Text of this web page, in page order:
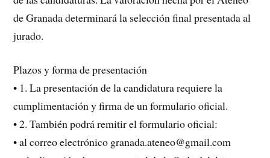
de Granada determinará la selección final presentada al
jurado.
Plazos y forma de presentación
• 1. La presentación de la candidatura requiere la
cumplimentación y firma de un formulario oficial.
• 2. También podrá remitir el formulario oficial:
• al correo electrónico granada.ateneo@gmail.com